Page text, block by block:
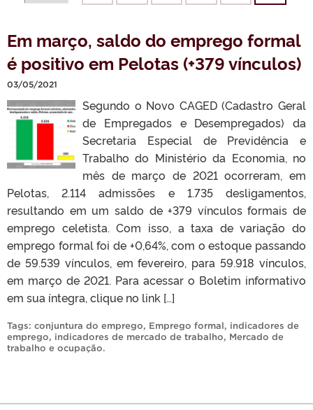
Em março, saldo do emprego formal
é positivo em Pelotas (+379 vínculos)
03/05/2021
Segundo o Novo CAGED (Cadastro Geral
de Empregados e Desempregados) da
Secretaria Especial de Previdência e
Trabalho do Ministério da Economia, no
mês de março de 2021 ocorreram, em
Pelotas, 2.114 admissões e 1.735 desligamentos,
resultando em um saldo de +379 vínculos formais de
emprego celetista. Com isso, a taxa de variação do
emprego formal foi de +0,64%, com o estoque passando
de 59.539 vínculos, em fevereiro, para 59.918 vínculos,
em março de 2021. Para acessar o Boletim informativo
em sua íntegra, clique no link […]
Tags: conjuntura do emprego, Emprego formal, indicadores de
emprego, indicadores de mercado de trabalho, Mercado de
trabalho e ocupação.